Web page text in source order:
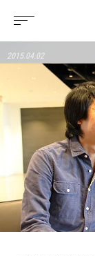
2015.04.02